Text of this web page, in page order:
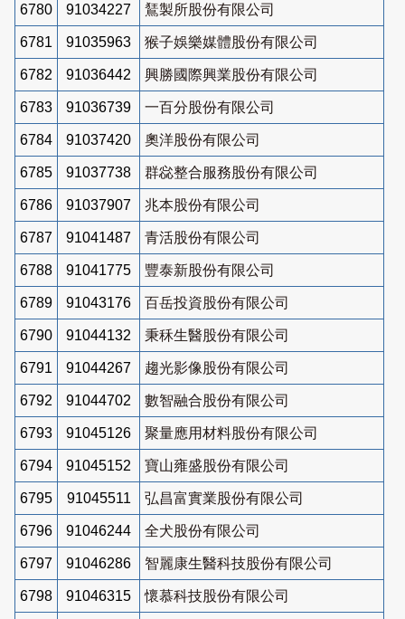
6780 91034227 鵟製所股份有限公司
6781 91035963 猴子娛樂媒體股份有限公司
6782 91036442 興勝國際興業股份有限公司
6783 91036739 一百分股份有限公司
6784 91037420 奧洋股份有限公司
6785 91037738 群惢整合服務股份有限公司
6786 91037907 兆本股份有限公司
6787 91041487 青活股份有限公司
6788 91041775 豐泰新股份有限公司
6789 91043176 百岳投資股份有限公司
6790 91044132 秉秝生醫股份有限公司
6791 91044267 趨光影像股份有限公司
6792 91044702 數智融合股份有限公司
6793 91045126 聚量應用材料股份有限公司
6794 91045152 寶山雍盛股份有限公司
6795 91045511 弘昌富實業股份有限公司
6796 91046244 全犬股份有限公司
6797 91046286 智麗康生醫科技股份有限公司
6798 91046315 懷慕科技股份有限公司